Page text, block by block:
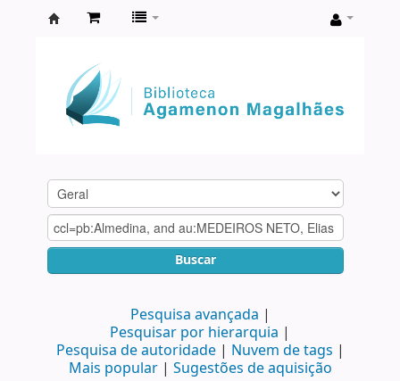
Agamenon
Magalhães
Buscar
Pesquisa avançada
Pesquisar por hierarquia
Pesquisa de autoridade
Nuvem de tags
Mais popular
Sugestões de aquisição